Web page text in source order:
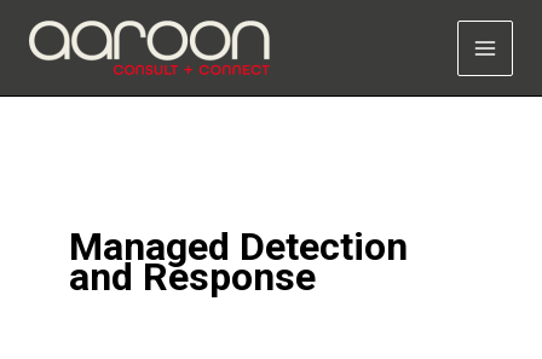
Inhalt
Managed Detection
and Response